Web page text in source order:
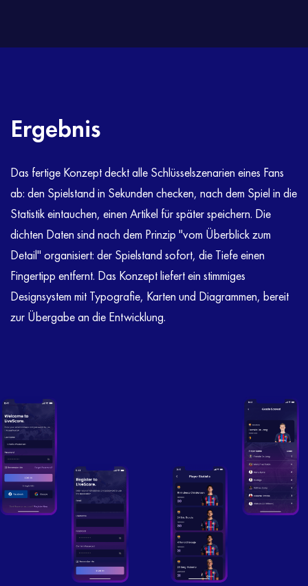
Ergebnis
Das fertige Konzept deckt alle Schlüsselszenarien eines Fans
ab: den Spielstand in Sekunden checken, nach dem Spiel in die
Statistik eintauchen, einen Artikel für später speichern. Die
dichten Daten sind nach dem Prinzip "vom Überblick zum
Detail" organisiert: der Spielstand sofort, die Tiefe einen
Fingertipp entfernt. Das Konzept liefert ein stimmiges
Designsystem mit Typografie, Karten und Diagrammen, bereit
zur Übergabe an die Entwicklung.